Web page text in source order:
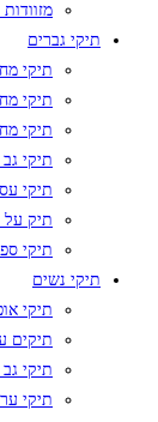
תיקי גברים
תיקי
תיקי
תיקי
תיקי
תיקי
תיק על
תיקי
תיקי נשים
תיקי
תיקים
תיקי
תיקי